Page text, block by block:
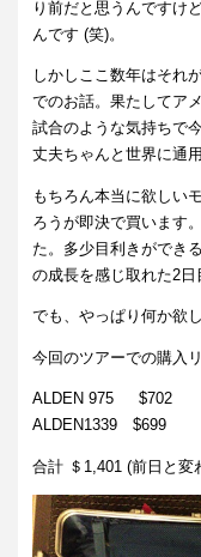
り前だと思うんですけ
んです (笑)。
しかしここ数年はそれ
でのお話。果たしてア
試合のような気持ちで
丈夫ちゃんと世界に通
もちろん本当に欲しい
ろうが即決で買います
た。多少目利きができ
の成長を感じ取れた2日
でも、やっぱり何か欲
今回のツアーでの購入
ALDEN 975 $702
ALDEN1339 $699
合計 ＄1,401 (前日と変